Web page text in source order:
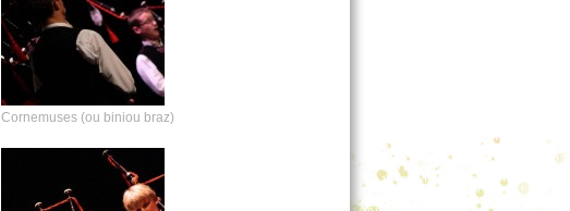
Cornemuses (ou biniou braz)